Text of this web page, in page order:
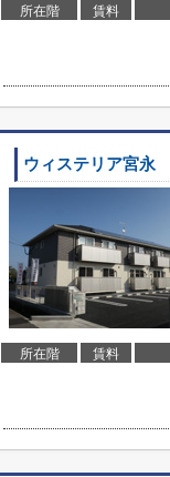
所在階 賃料
ウィステリア宮永
所在階 賃料